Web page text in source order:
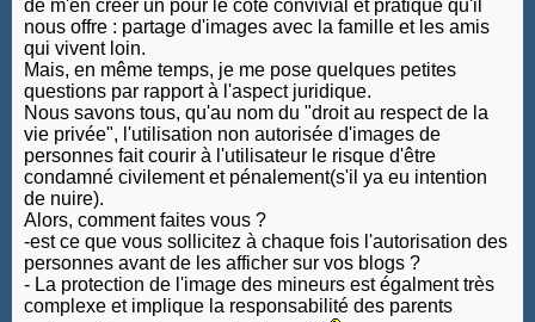
de m'en créer un pour le côté convivial et pratique qu'il
nous offre : partage d'images avec la famille et les amis
qui vivent loin.
Mais, en même temps, je me pose quelques petites
questions par rapport à l'aspect juridique.
Nous savons tous, qu'au nom du "droit au respect de la
vie privée", l'utilisation non autorisée d'images de
personnes fait courir à l'utilisateur le risque d'être
condamné civilement et pénalement(s'il ya eu intention
de nuire).
Alors, comment faites vous ?
-est ce que vous sollicitez à chaque fois l'autorisation des
personnes avant de les afficher sur vos blogs ?
- La protection de l'image des mineurs est égalment très
complexe et implique la responsabilité des parents